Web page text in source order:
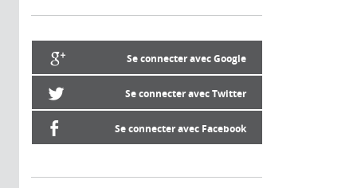
Se connecter avec Google
Se connecter avec Twitter
Se connecter avec Facebook